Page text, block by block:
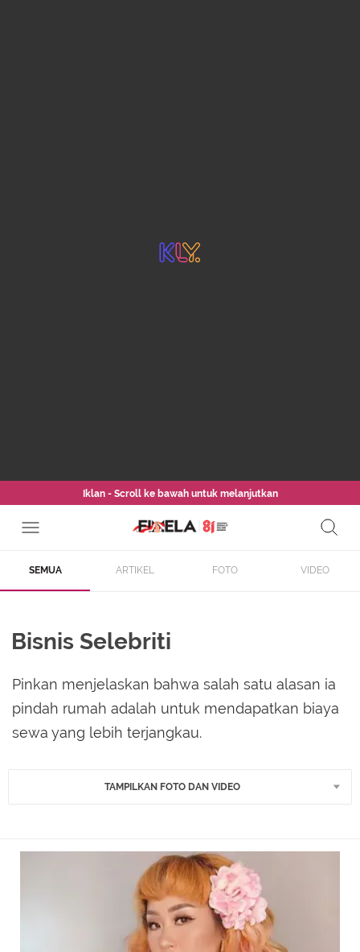
Iklan - Scroll ke bawah untuk melanjutkan
SEMUA ARTIKEL FOTO VIDEO
Bisnis Selebriti
Pinkan menjelaskan bahwa salah satu alasan ia
pindah rumah adalah untuk mendapatkan biaya
sewa yang lebih terjangkau.
TAMPILKAN FOTO DAN VIDEO